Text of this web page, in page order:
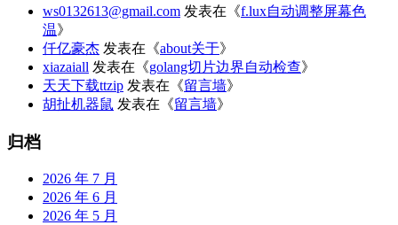
ws0132613@gmail.com 发表在《f.lux自动调整屏幕色
温》
仟亿豪杰 发表在《about关于》
xiazaiall 发表在《golang切片边界自动检查》
天天下载ttzip 发表在《留言墙》
胡扯机器鼠 发表在《留言墙》
归档
2026 年 7 月
2026 年 6 月
2026 年 5 月